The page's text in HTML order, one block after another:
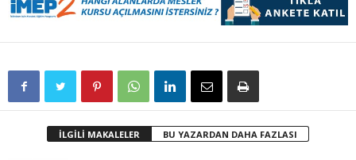
İLGİLİ MAKALELER BU YAZARDAN DAHA FAZLASI